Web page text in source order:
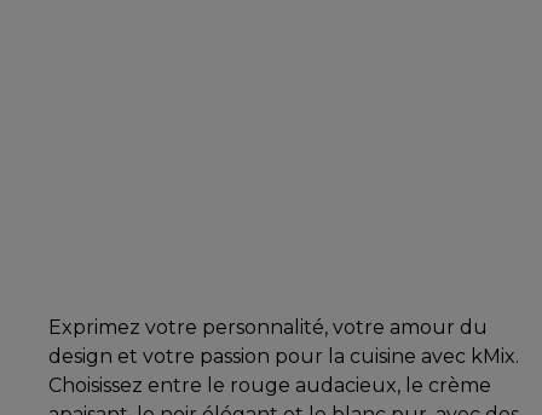
Exprimez votre personnalité, votre amour du
design et votre passion pour la cuisine avec kMix.
Choisissez entre le rouge audacieux, le crème